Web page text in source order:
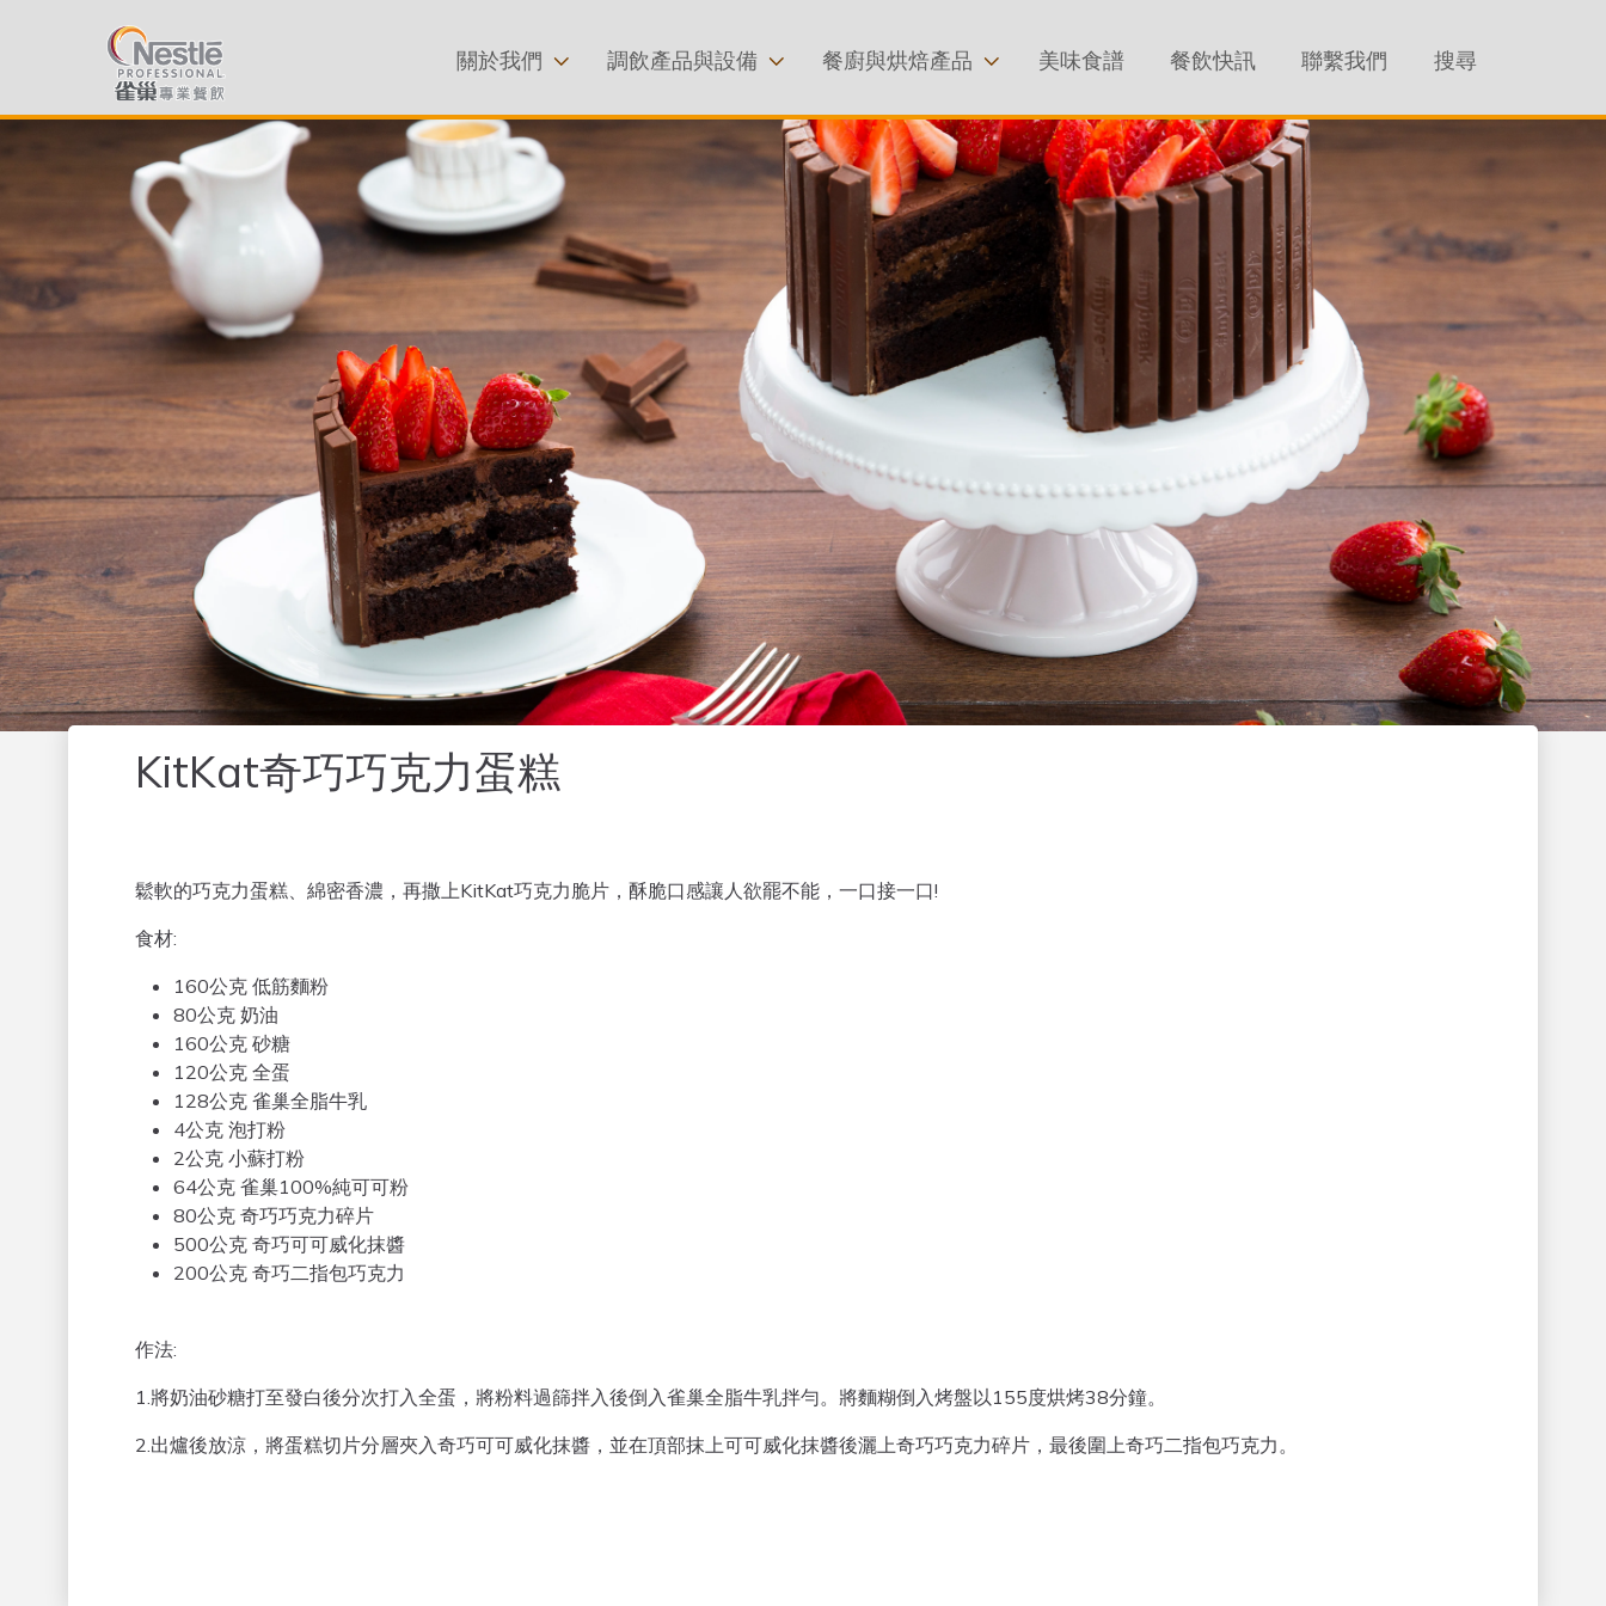
關於我們 調飲產品與設備 餐廚與烘焙產品 美味食譜 餐飲快訊 聯繫我們 搜尋
KitKat奇巧巧克力蛋糕
Description HTML
鬆軟的巧克力蛋糕、綿密香濃，再撒上KitKat巧克力脆片，酥脆口感讓人欲罷不能，一口接一口!
食材:
160公克 低筋麵粉
80公克 奶油
160公克 砂糖
120公克 全蛋
128公克 雀巢全脂牛乳
4公克 泡打粉
2公克 小蘇打粉
64公克 雀巢100%純可可粉
80公克 奇巧巧克力碎片
500公克 奇巧可可威化抹醬
200公克 奇巧二指包巧克力
作法:
1.將奶油砂糖打至發白後分次打入全蛋，將粉料過篩拌入後倒入雀巢全脂牛乳拌勻。將麵糊倒入烤盤以155度烘烤38分鐘。
2.出爐後放涼，將蛋糕切片分層夾入奇巧可可威化抹醬，並在頂部抹上可可威化抹醬後灑上奇巧巧克力碎片，最後圍上奇巧二指包巧克力。